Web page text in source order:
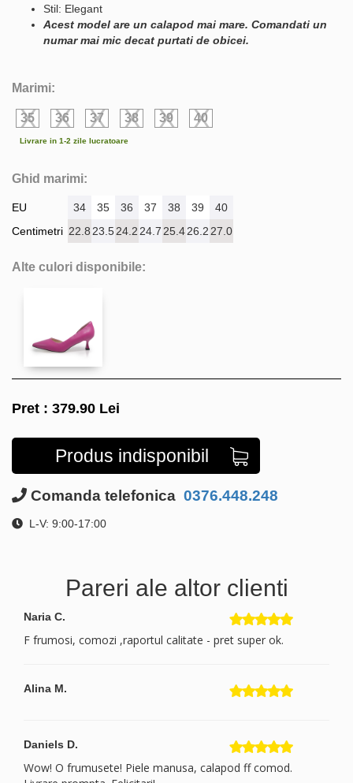
Stil: Elegant
Acest model are un calapod mai mare. Comandati un
numar mai mic decat purtati de obicei.
Marimi:
35 36 37 38 39 40
Livrare in 1-2 zile lucratoare
Ghid marimi:
EU
Centimetri
34 35 36 37 38 39
40
22.8 23.524.2 24.7 25.426.2 27.0
Alte culori disponibile:
Pret : 379.90 Lei
Produs indisponibil
Comanda telefonica 0376.448.248
L-V: 9:00-17:00
Pareri ale altor clienti
Naria C.
F frumosi, comozi ,raportul calitate - pret super ok.
Alina M.
Daniels D.
Wow! O frumusete! Piele manusa, calapod ff comod.